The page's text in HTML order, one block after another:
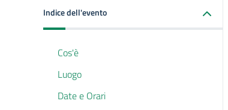
Indice dell'evento
Cos'è
Luogo
Date e Orari